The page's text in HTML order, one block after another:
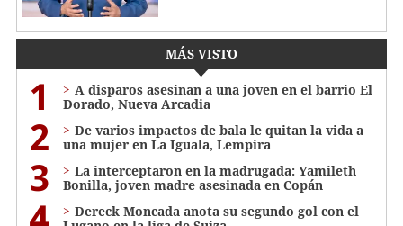
MÁS VISTO
1
A disparos asesinan a una joven en el barrio El
Dorado, Nueva Arcadia
2
De varios impactos de bala le quitan la vida a
una mujer en La Iguala, Lempira
3
La interceptaron en la madrugada: Yamileth
Bonilla, joven madre asesinada en Copán
Dereck Moncada anota su segundo gol con el